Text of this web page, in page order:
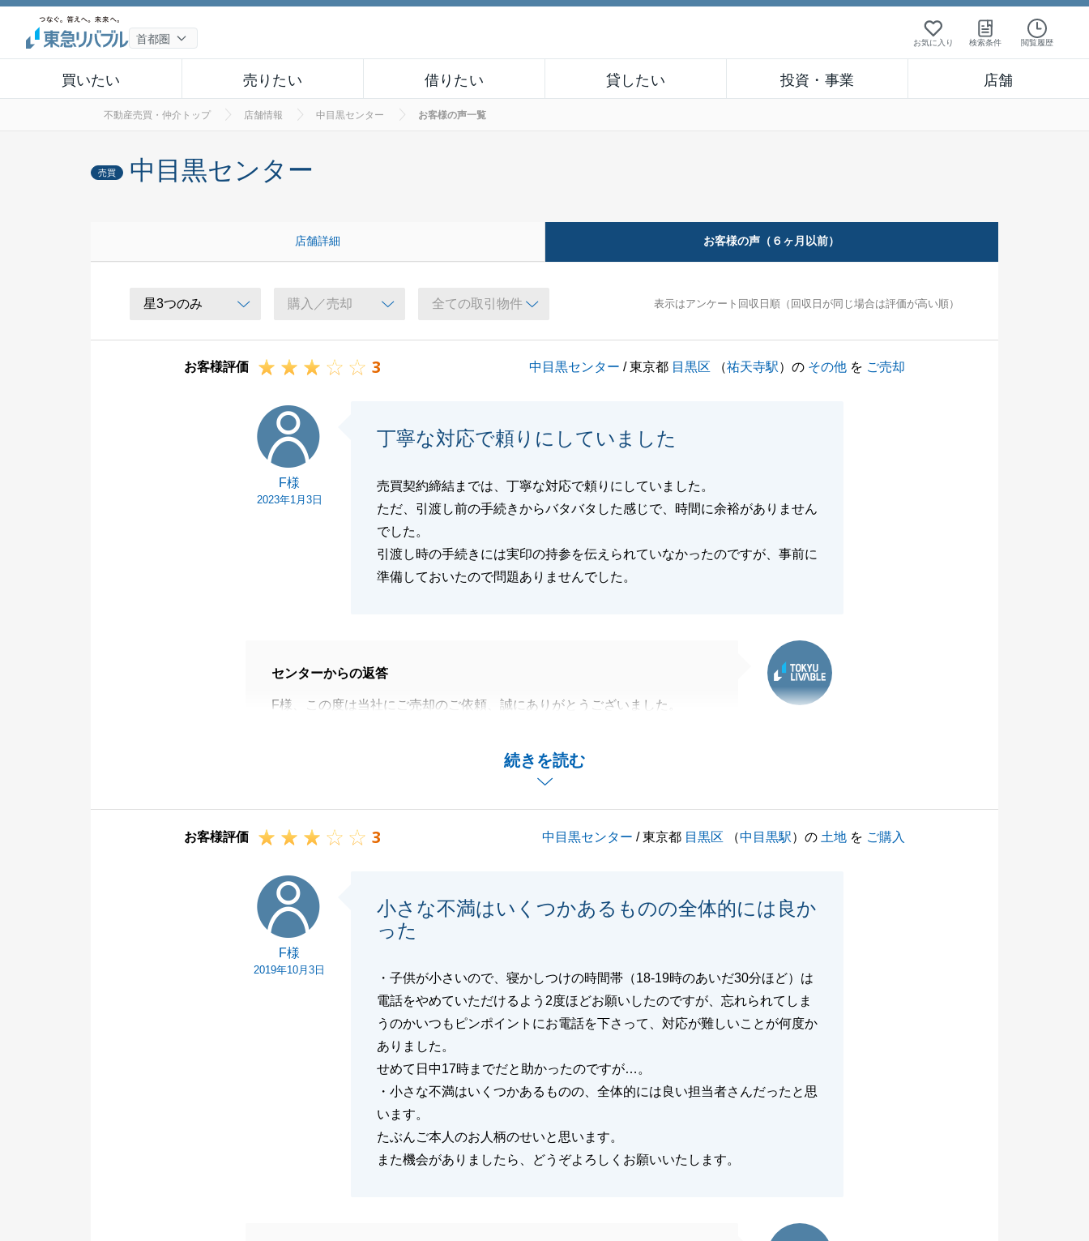
お気に入り 検索条件 閲覧履歴
買いたい 売りたい 借りたい 貸したい 投資・事業 店舗
不動産売買・仲介トップ 店舗情報 中目黒センター お客様の声一覧
売買 中目黒センター
店舗詳細 お客様の声（６ヶ月以前）
表示はアンケート回収日順（回収日が同じ場合は評価が高い順）
お客様評価 3 中目黒センター / 東京都 目黒区 （祐天寺駅）の その他 を ご売却
F様
2023年1月3日
丁寧な対応で頼りにしていました
売買契約締結までは、丁寧な対応で頼りにしていました。
ただ、引渡し前の手続きからバタバタした感じで、時間に余裕がありません
でした。
引渡し時の手続きには実印の持参を伝えられていなかったのですが、事前に
準備しておいたので問題ありませんでした。
続きを読む
センターからの返答
F様、この度は当社にご売却のご依頼、誠にありがとうございました。
引き続きどうぞ宜しくお願い申し上げます。
お客様評価 3 中目黒センター / 東京都 目黒区 （中目黒駅）の 土地 を ご購入
F様
2019年10月3日
小さな不満はいくつかあるものの全体的には良か
った
・子供が小さいので、寝かしつけの時間帯（18-19時のあいだ30分ほど）は
電話をやめていただけるよう2度ほどお願いしたのですが、忘れられてしま
うのかいつもピンポイントにお電話を下さって、対応が難しいことが何度か
ありました。
せめて日中17時までだと助かったのですが…。
・小さな不満はいくつかあるものの、全体的には良い担当者さんだったと思
います。
たぶんご本人のお人柄のせいと思います。
また機会がありましたら、どうぞよろしくお願いいたします。